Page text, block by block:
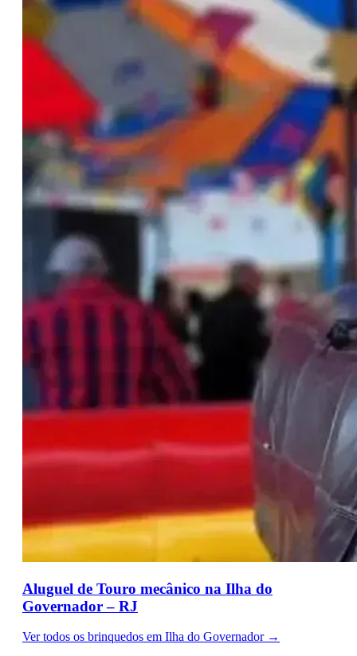
Aluguel de Touro mecânico na Ilha do
Governador – RJ
Ver todos os brinquedos em Ilha do Governador →